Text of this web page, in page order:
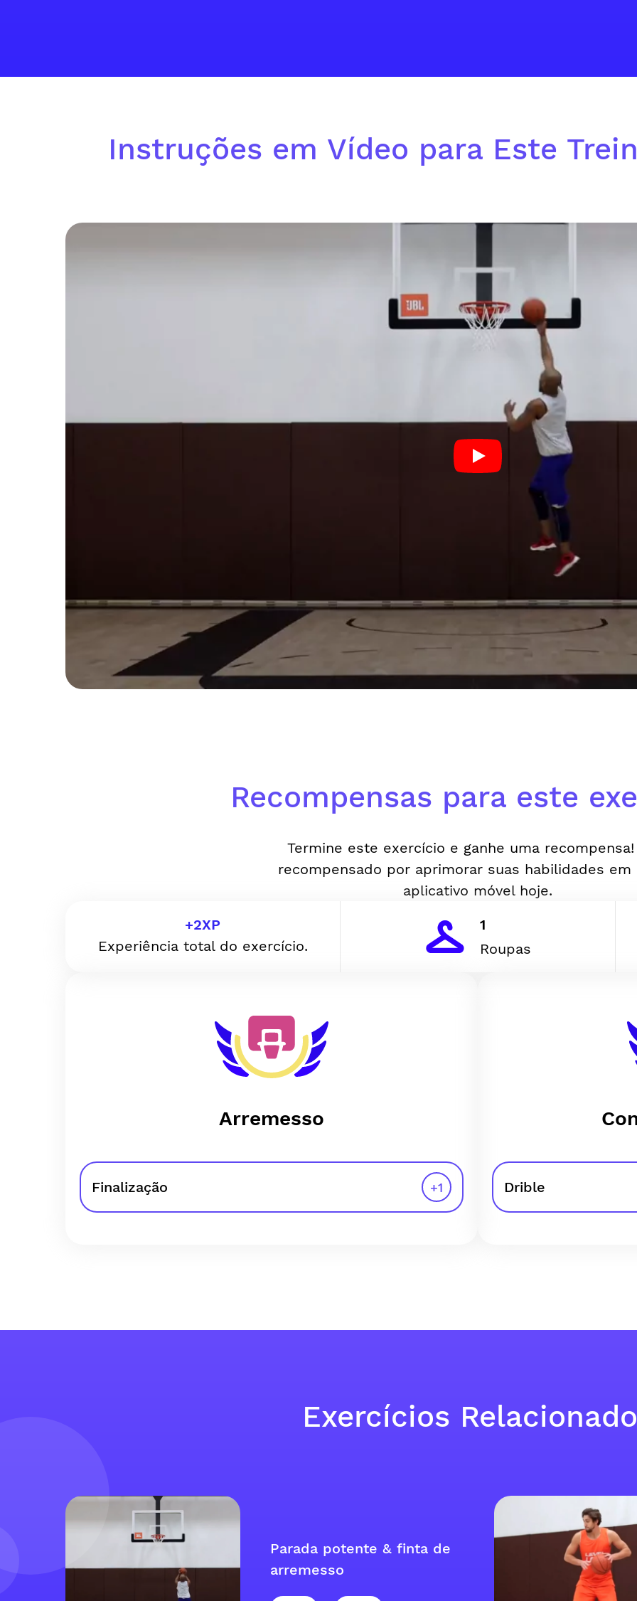
Instruções em Vídeo para Este
Recompensas para este
Termine este exercício e ganhe uma recompensa!
recompensado por aprimorar suas habilidades em
aplicativo móvel hoje.
+2XP
Experiência total do exercício.
1
Roupas
Arremesso
Finalização +1 Drible
Exercícios
Parada potente & finta de
arremesso